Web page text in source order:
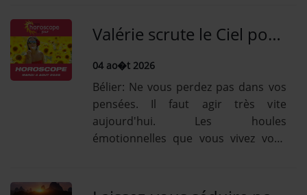
des influences positives sonnent [...]
Lire la suiteBoeuf: Les relations
amoureuses se...
Valérie scrute le Ciel pour vous donner vos prévisions complètes et gratuites de la journée du 4 Août
04 ao�t 2026
Bélier: Ne vous perdez pas dans vos
pensées. Il faut agir très vite
aujourd'hui. Les houles
émotionnelles que vous vivez vous
vous vous ressourcerez [...] Lire la